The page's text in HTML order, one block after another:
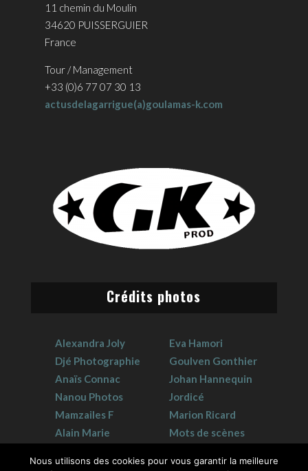
11 chemin du Moulin
34620 PUISSERGUIER
France
Tour / Management
+33 (0)6 77 07 30 13
actusdelagarrigue(a)goulamas-k.com
Crédits photos
Alexandra Joly
Djé Photographie
Anaïs Connac
Nanou Photos
Mamzailes F
Alain Marie
Eva Hamori
Goulven Gonthier
Johan Hannequin
Jordicé
Marion Ricard
Mots de scènes
Nous utilisons des cookies pour vous garantir la meilleure